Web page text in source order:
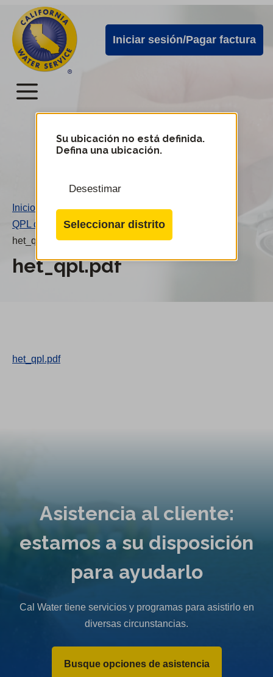
directamente
contenido
principal
Alertas
de
Cal
Water
Iniciar sesión/Pagar factura
Menú
Menú
servicio
de
Cal
Water
Su ubicación no está definida.
Defina una ubicación.
Desestimar
Seleccionar distrito
Inicio
QPL de Het
/
het_qpl.pdf
het_qpl.pdf
het_qpl.pdf
Asistencia al cliente:
estamos a su disposición
para ayudarlo
Cal Water tiene servicios y programas para asistirlo en
diversas circunstancias.
Busque opciones de asistencia